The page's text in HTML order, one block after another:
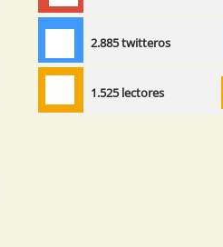
2.885 twitteros
1.525 lectores